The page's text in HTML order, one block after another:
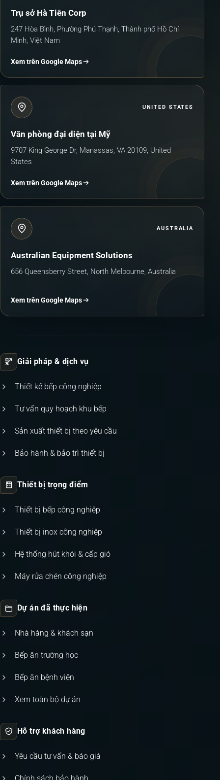
Trụ sở Hà Tiên Corp
247 Hòa Bình, Phường Phú Thạnh, Thành phố Hồ Chí
Minh, Việt Nam
Xem trên Google Maps
UNITED STATES
Văn phòng đại diện tại Mỹ
9707 King George Dr, Manassas, VA 20109, United
States
Xem trên Google Maps
AUSTRALIA
Australian Equipment Solutions
656 Queensberry Street, North Melbourne, Australia
Xem trên Google Maps
Giải pháp & dịch vụ
Thiết kế bếp công nghiệp
Tư vấn quy hoạch khu bếp
Sản xuất thiết bị theo yêu cầu
Bảo hành & bảo trì thiết bị
Thiết bị trọng điểm
Thiết bị bếp công nghiệp
Thiết bị inox công nghiệp
Hệ thống hút khói & cấp gió
Máy rửa chén công nghiệp
Dự án đã thực hiện
Nhà hàng & khách sạn
Bếp ăn trường học
Bếp ăn bệnh viện
Xem toàn bộ dự án
Hỗ trợ khách hàng
Yêu cầu tư vấn & báo giá